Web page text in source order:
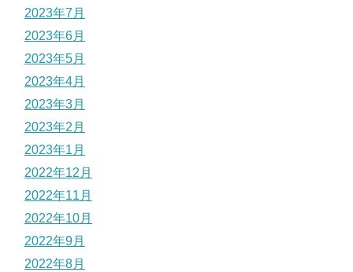
2023年7月
2023年6月
2023年5月
2023年4月
2023年3月
2023年2月
2023年1月
2022年12月
2022年11月
2022年10月
2022年9月
2022年8月